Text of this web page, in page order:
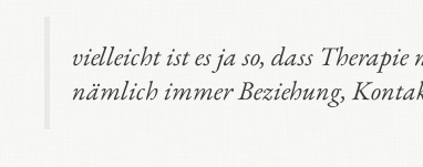
vielleicht ist es ja so, dass
nämlich immer Beziehung,